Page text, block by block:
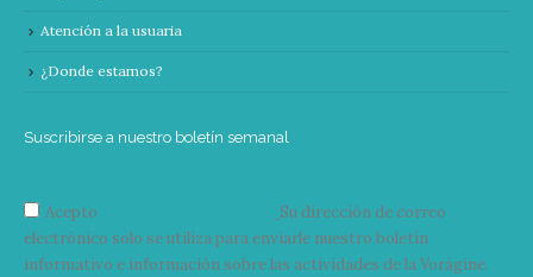
Atención a la usuaria
¿Donde estamos?
Suscribirse a nuestro boletín semanal
Acepto
Su dirección de correo
electrónico solo se utiliza para enviarle nuestro boletín
informativo e información sobre las actividades de la Vorágine.